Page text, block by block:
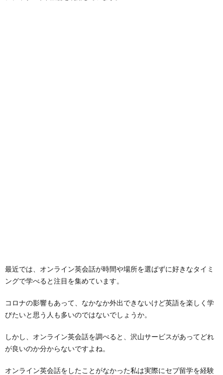
最近では、オンライン英会話が時間や場所を選ばずに好きなタイミ
ングで学べると注目を集めています。
コロナの影響もあって、なかなか外出できないけど英語を楽しく学
びたいと思う人も多いのではないでしょうか。
しかし、オンライン英会話を調べると、沢山サービスがあってどれ
が良いのか分からないですよね。
オンライン英会話をしたことがなかった私は実際にセブ留学を経験